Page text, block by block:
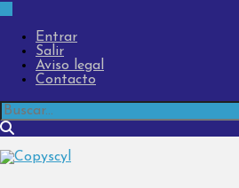
Entrar
Salir
Aviso legal
Contacto